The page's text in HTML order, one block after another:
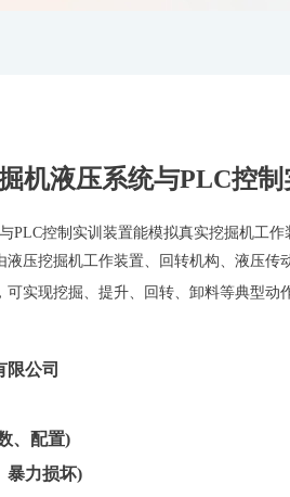
机液压系统与PLC控制
PLC控制实训装置能模拟真实挖掘机工作
液压挖掘机工作装置、回转机构、液压传
实现挖掘、提升、回转、卸料等典型动
限公司
、配置)
暴力损坏)